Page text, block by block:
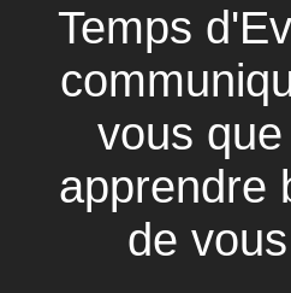
Temps
vous
apprendre
de